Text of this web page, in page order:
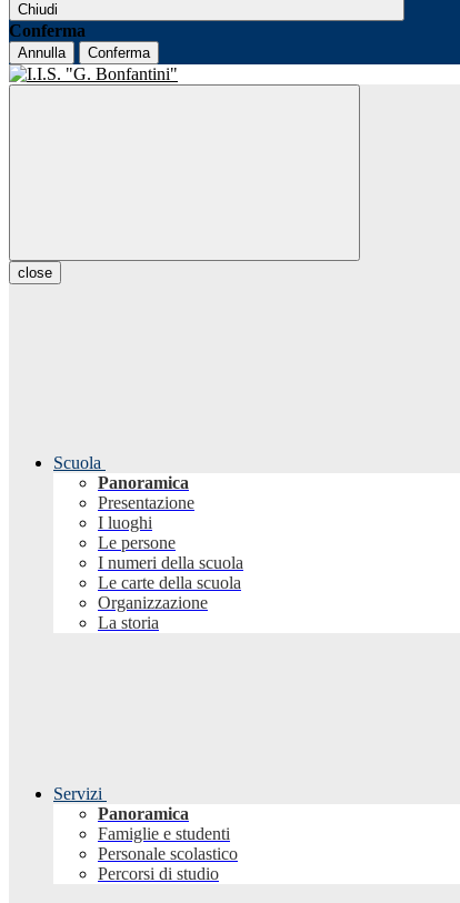
Chiudi
Conferma
Annulla Conferma
close
Scuola
Panoramica
Presentazione
I luoghi
Le persone
I numeri della scuola
Le carte della scuola
Organizzazione
La storia
Servizi
Panoramica
Famiglie e studenti
Personale scolastico
Percorsi di studio